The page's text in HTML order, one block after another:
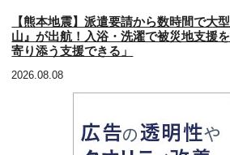
【熊本地震】派遣要請から数時間で大
山』が出航！入浴・洗濯で被災地支援
寄り添う支援できる」
2026.08.08